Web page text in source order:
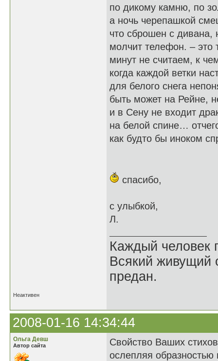
по дикому камню, по
а ночь черепашкой
что сброшен с дивана,
молчит телефон. – это
минут не считаем, к
когда каждой ветки
для белого снега
быть может на Рейне,
и в Сену не входит
на белой спине…
как будто бы иноком
спасибо,
с улыбкой,
Л.
Каждый человек
Всякий живущий
предан.
Неактивен
2008-01-16 14:34:44
Ольга Девш
Автор сайта
Свойство Ваших
ослепляя